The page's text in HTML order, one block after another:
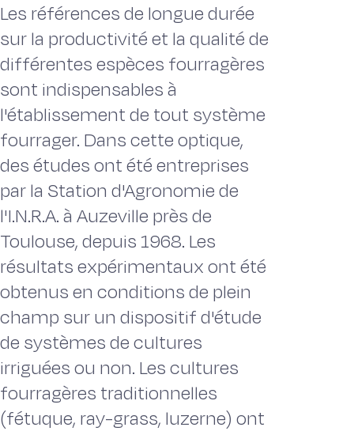
Les références de longue durée
sur la productivité et la qualité de
différentes espèces fourragères
sont indispensables à
l'établissement de tout système
fourrager. Dans cette optique,
des études ont été entreprises
par la Station d'Agronomie de
l'I.N.R.A. à Auzeville près de
Toulouse, depuis 1968. Les
résultats expérimentaux ont été
obtenus en conditions de plein
champ sur un dispositif d'étude
de systèmes de cultures
irriguées ou non. Les cultures
fourragères traditionnelles
(fétuque, ray-grass, luzerne) ont